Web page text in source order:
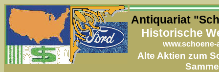
Antiquariat
Historische
www.schoene-
Alte Aktien zum